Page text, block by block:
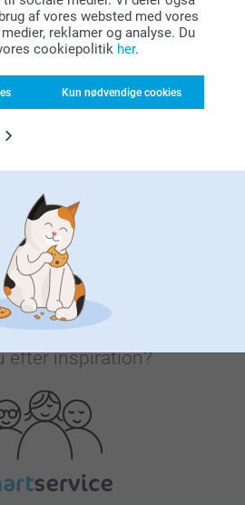
af vores websted med vores
reklamer og analyse. Du
cookiepolitik her.
Kun nødvendige cookies
kunde garanti
på alle dine køb
efter inspiration?